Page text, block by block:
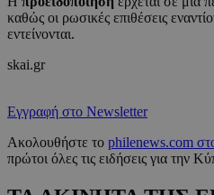
καθώς οι ρωσικές επιθέσεις
εντείνονται.
skai.gr
Εγγραφή στο Newsletter
Ακολουθήστε το philenews.com
πρώτοι όλες τις ειδήσεις για την